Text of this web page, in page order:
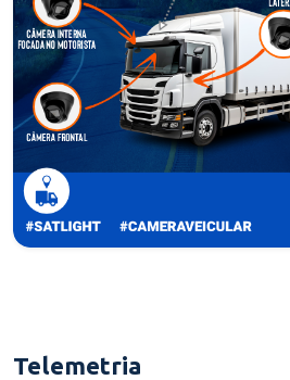
Telemetria